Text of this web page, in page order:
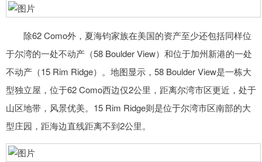
除62 Como外，夏海钧家族在美国的资产至少还包括同样位
于尔湾的一处不动产（58 Boulder View）和位于加州新港的一处
不动产（15 Rim Ridge）。地图显示，58 Boulder View是一栋大
型独立屋，位于62 Como西边仅2公里，距离尔湾市区更近，处于
山区地带，风景优美。15 Rim Ridge则是位于尔湾市区南部的大
型庄园，距海边直线距离不到2公里。